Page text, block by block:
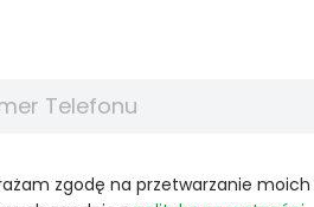
zgodę na przetwarzanie